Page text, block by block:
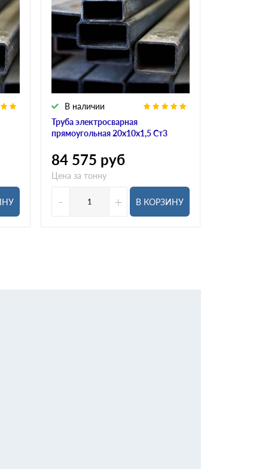
Труба электросварная
прямоугольная 20х10х1,5 Ст3
В наличии
84 575 руб
Цена за тонну
- + В КОРЗИНУ